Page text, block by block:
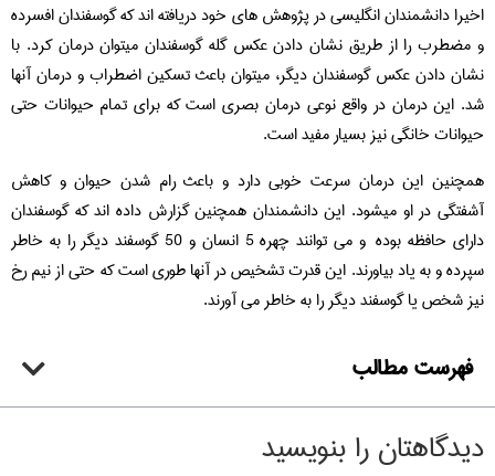
اخیرا دانشمندان انگلیسی در پژوهش های خود دریافته اند که گوسفندان افسرده
و مضطرب را از طریق نشان دادن عکس گله گوسفندان میتوان درمان کرد. با
نشان دادن عکس گوسفندان دیگر، میتوان باعث تسکین اضطراب و درمان آنها
شد. این درمان در واقع نوعی درمان بصری است که برای تمام حیوانات حتی
حیوانات خانگی نیز بسیار مفید است.
همچنین این درمان سرعت خوبی دارد و باعث رام شدن حیوان و کاهش
آشفتگی در او میشود. این دانشمندان همچنین گزارش داده اند که گوسفندان
دارای حافظه بوده و می توانند چهره 5 انسان و 50 گوسفند دیگر را به خاطر
سپرده و به یاد بیاورند. این قدرت تشخیص در آنها طوری است که حتی از نیم رخ
نیز شخص یا گوسفند دیگر را به خاطر می آورند.
فهرست مطالب
دیدگاهتان را بنویسید